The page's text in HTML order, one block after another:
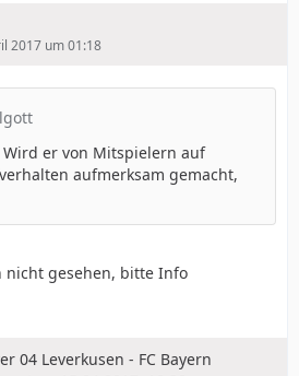
2017 um 01:18
Wird er von Mitspielern auf
aufmerksam gemacht,
nicht gesehen, bitte Info
04 Leverkusen - FC Bayern